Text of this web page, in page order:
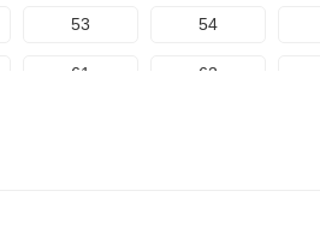
53 54
61 62